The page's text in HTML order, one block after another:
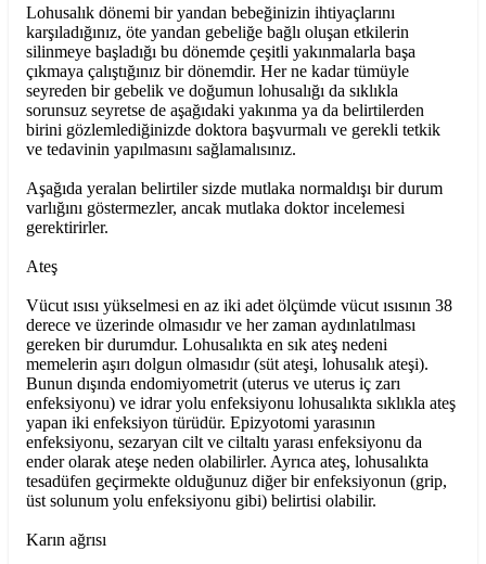
Lohusalık dönemi bir yandan bebeğinizin ihtiyaçlarını
karşıladığınız, öte yandan gebeliğe bağlı oluşan etkilerin
silinmeye başladığı bu dönemde çeşitli yakınmalarla başa
çıkmaya çalıştığınız bir dönemdir. Her ne kadar tümüyle
seyreden bir gebelik ve doğumun lohusalığı da sıklıkla
sorunsuz seyretse de aşağıdaki yakınma ya da belirtilerden
birini gözlemlediğinizde doktora başvurmalı ve gerekli tetkik
ve tedavinin yapılmasını sağlamalısınız.
Aşağıda yeralan belirtiler sizde mutlaka normaldışı bir durum
varlığını göstermezler, ancak mutlaka doktor incelemesi
gerektirirler.
Ateş
Vücut ısısı yükselmesi en az iki adet ölçümde vücut ısısının 38
derece ve üzerinde olmasıdır ve her zaman aydınlatılması
gereken bir durumdur. Lohusalıkta en sık ateş nedeni
memelerin aşırı dolgun olmasıdır (süt ateşi, lohusalık ateşi).
Bunun dışında endomiyometrit (uterus ve uterus iç zarı
enfeksiyonu) ve idrar yolu enfeksiyonu lohusalıkta sıklıkla ateş
yapan iki enfeksiyon türüdür. Epizyotomi yarasının
enfeksiyonu, sezaryan cilt ve ciltaltı yarası enfeksiyonu da
ender olarak ateşe neden olabilirler. Ayrıca ateş, lohusalıkta
tesadüfen geçirmekte olduğunuz diğer bir enfeksiyonun (grip,
üst solunum yolu enfeksiyonu gibi) belirtisi olabilir.
Karın ağrısı